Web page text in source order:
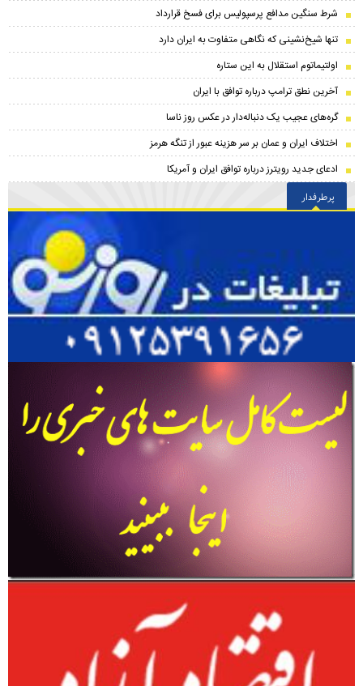
شرط سنگین مدافع پرسپولیس برای فسخ قرارداد
تنها شیخ‌نشینی که نگاهی متفاوت به ایران دارد
اولتیماتوم استقلال به این ستاره
آخرین نطق ترامپ درباره توافق با ایران
گره‌های عجیب یک دنباله‌دار در عکس روز ناسا
اختلاف ایران و عمان بر سر هزینه عبور از تنگه هرمز
ادعای جدید رویترز درباره توافق ایران و آمریکا
پرطرفدار